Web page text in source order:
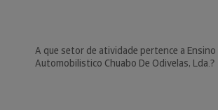
A que setor de atividade pertence a Ensino
Automobilistico Chuabo De Odivelas, Lda.?